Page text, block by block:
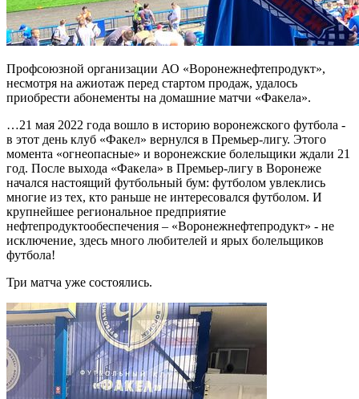
Профсоюзной организации АО «Воронежнефтепродукт»,
несмотря на ажиотаж перед стартом продаж, удалось
приобрести абонементы на домашние матчи «Факела».
…21 мая 2022 года вошло в историю воронежского футбола -
в этот день клуб «Факел» вернулся в Премьер-лигу. Этого
момента «огнеопасные» и воронежские болельщики ждали 21
год. После выхода «Факела» в Премьер-лигу в Воронеже
начался настоящий футбольный бум: футболом увлеклись
многие из тех, кто раньше не интересовался футболом. И
крупнейшее региональное предприятие
нефтепродуктообеспечения – «Воронежнефтепродукт» - не
исключение, здесь много любителей и ярых болельщиков
футбола!
Три матча уже состоялись.